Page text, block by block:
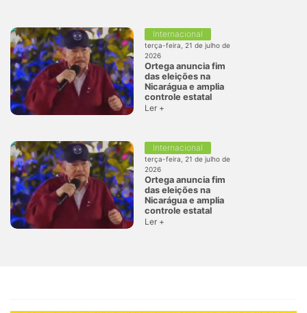
Internacional
terça-feira, 21 de julho de
2026
Ortega anuncia fim
das eleições na
Nicarágua e amplia
controle estatal
Ler +
Internacional
terça-feira, 21 de julho de
2026
Ortega anuncia fim
das eleições na
Nicarágua e amplia
controle estatal
Ler +